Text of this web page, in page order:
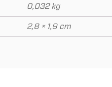
0,032 kg
2,8 × 1,9 cm